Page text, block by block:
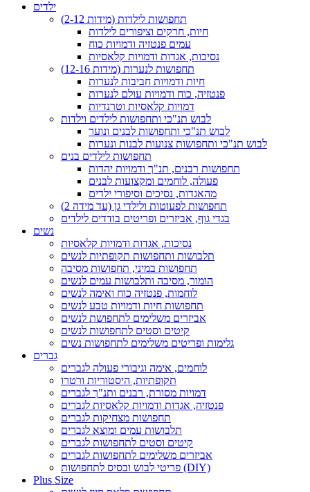
ילדים
תחפושות לילדות (מידות 2-12)
חיות, חרקים וציפורים לילדות
עמים פנטזיה ודמויות כוח
נסיכות, אגדות ודמויות קלאסיות
תחפושות לנערות (מידות 12-16)
חיות ודמויות חביבות לנערות
פנטזיה, כוח ודמויות עולם לנערות
דמויות קלאסיות וטרנדיות
לבוש תנ"כי ותחפושות לילדים וילדות
לבוש תנ"כי ותחפושות לבנים ונוער
לבוש תנ"כי ותחפושות צנועות לבנות ונערות
תחפושות לילדים בנים
תחפושות רבנים, תנ"ך ודמויות יהדות
פעולה, לוחמים ומקצועות לבנים
מהאגדות, נסיכים וסיפורי ילדים
תחפושות לפעוטות ולילדי גן (עד מידה 2)
בגדי גוף, אביזרים ופריטים בודדים לילדים
נשים
נסיכות, אגדות ודמויות קלאסיות
תלבושות ותחפושות תקופתיות לנשים
תחפושות במיני, תחפושות מסיבה
הומור, מסיבה ותלבושות עמים לנשים
לוחמות, פנטזיה כוח ואימה לנשים
תחפושות חיות ודמויות טבע לנשים
אביזרים משלימים לתחפושת לנשים
קיטים וסטים לתחפושות לנשים
גלימות ופריטים משלימים לתחפושות נשים
גברים
לוחמים, אימה וגיבורי פעולה לגברים
תקופתיות, היסטוריות ורטרו
דמויות מסורת, רבנים ותנ"ך לגברים
פנטזיה, אגדות ודמויות קלאסיות לגברים
תחפושות מצחיקות לגברים
תלבושות עמים ומוצא לגברים
קיטים וסטים לתחפושות לגברים
אביזרים משלימים לתחפושות לגברים
פריטי לבוש ובסיס לתחפושות (DIY)
Plus Size